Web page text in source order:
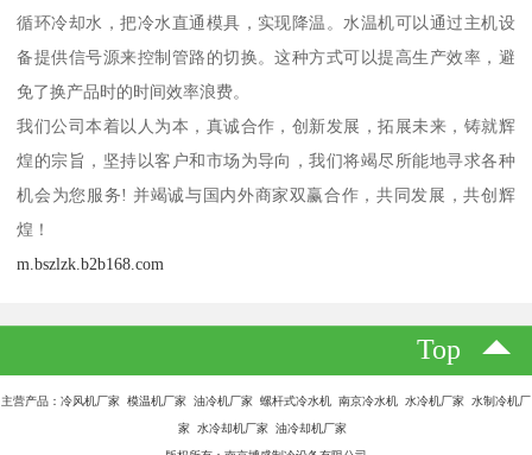
循环冷却水，把冷水直通模具，实现降温。水温机可以通过主机设
备提供信号源来控制管路的切换。这种方式可以提高生产效率，避
免了换产品时的时间效率浪费。
我们公司本着以人为本，真诚合作，创新发展，拓展未来，铸就辉
煌的宗旨，坚持以客户和市场为导向，我们将竭尽所能地寻求各种
机会为您服务! 并竭诚与国内外商家双赢合作，共同发展，共创辉
煌！
m.bszlzk.b2b168.com
Top
主营产品：冷风机厂家 模温机厂家 油冷机厂家 螺杆式冷水机 南京冷水机 水冷机厂家 水制冷机厂
家 水冷却机厂家 油冷却机厂家